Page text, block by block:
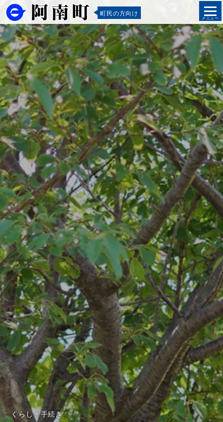
町民の方向け
メニュー
くらし・手続き